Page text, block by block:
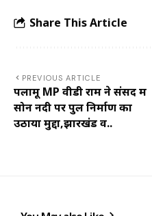
Share This Article
PREVIOUS ARTICLE
पलामू MP वीडी राम ने संसद में
सोन नदी पर पुल निर्माण का
उठाया मुद्दा,झारखंड व..